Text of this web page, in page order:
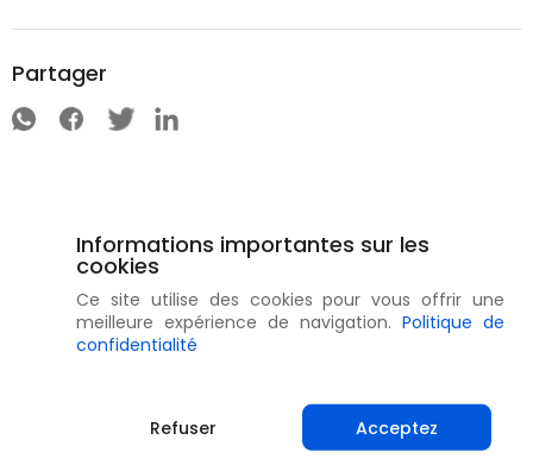
Partager
Informations importantes sur les
cookies
Ce site utilise des cookies pour vous offrir une
meilleure expérience de navigation. Politique de
confidentialité
Refuser Acceptez